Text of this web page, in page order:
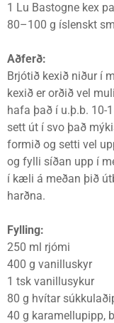
1 Lu Bastogne kex
80–100 g íslenskt
Aðferð:
Brjótið kexið niður í
kexið er orðið vel
hafa það í u.þ.b. 10-
sett út í svo það
formið og setti vel
og fylli síðan upp í
í kæli á meðan þið
harðna.
Fylling:
250 ml rjómi
400 g vanilluskyr
1 tsk vanillusykur
80 g hvítar
40 g karamellupipp,